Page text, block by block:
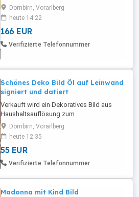
2006 in Brasilien zu fertigen. Smart wollte
damit verstärkt auf den US-
amerikanischen Markt drängen. Das
Fahrzeugmodell wurde von Magna in Graz
entwickelt, die Bilder gab es nur für die
Dornbirn, Vorarlberg
heute 14:22
166 EUR
Verifizierte Telefonnummer
Schönes Deko Bild Öl auf Leinwand
signiert und datiert
Verkauft wird ein Dekoratives Bild aus
Haushaltsauflösung zum
Schnäppchenpreis Öl auf Leinwand
signiert und datiert. Bei Interesse gerne
schreiben
Dornbirn, Vorarlberg
heute 12:35
55 EUR
Verifizierte Telefonnummer
Madonna mit Kind Bild